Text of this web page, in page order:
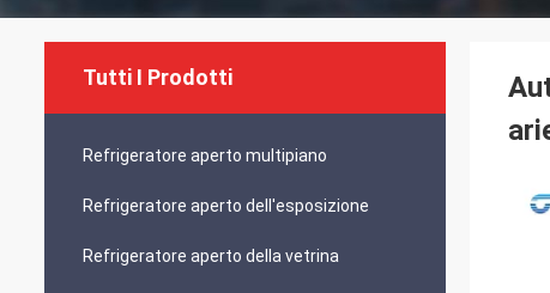
Tutti I Prodotti
Refrigeratore aperto multipiano
Refrigeratore aperto dell'esposizione
Refrigeratore aperto della vetrina